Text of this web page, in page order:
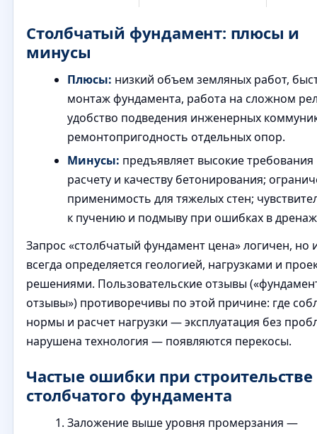
Столбчатый фундамент: плюсы и
минусы
Плюсы: низкий объем земляных работ,
монтаж фундамента, работа на сложном
удобство подведения инженерных
ремонтопригодность отдельных опор.
Минусы: предъявляет высокие требования
расчету и качеству бетонирования;
применимость для тяжелых стен;
к пучению и подмыву при ошибках в
Запрос «столбчатый фундамент цена» логичен, но
всегда определяется геологией, нагрузками и
решениями. Пользовательские отзывы
отзывы») противоречивы по этой причине: где
нормы и расчет нагрузки — эксплуатация без
нарушена технология — появляются перекосы.
Частые ошибки при строительстве
столбчатого фундамента
Заложение выше уровня промерзания —